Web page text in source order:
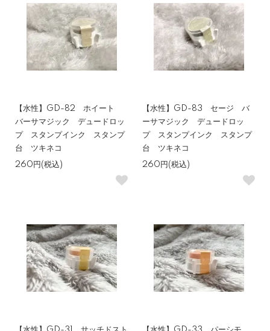
【水性】GD-82 ホイート
バーサマジック デュードロッ
プ スタンプインク スタンプ
台 ツキネコ
260円(税込)
【水性】GD-83 セージ バ
ーサマジック デュードロッ
プ スタンプインク スタンプ
台 ツキネコ
260円(税込)